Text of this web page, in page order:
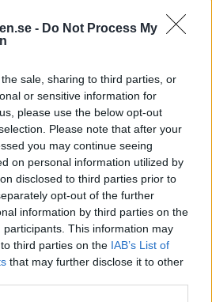
- Do Not Process My
sale, sharing to third parties, or
or sensitive information for
please use the below opt-out
Please note that after your
you may continue seeing
on personal information utilized by
disclosed to third parties prior to
opt-out of the further
information by third parties on the
participants. This information may
third parties on the IAB’s List of
that may further disclose it to other
Vandraren
Witoslaw fångar
Åkersberga på
bild
Med kameran i handen går
Lennart runt 100 mil om
året och delar sina
upptäckter från hela
kommunen